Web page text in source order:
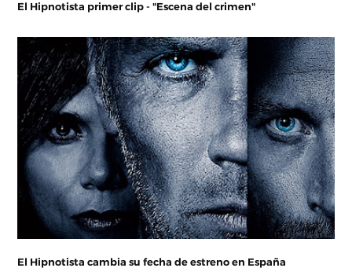
El Hipnotista primer clip - "Escena del crimen"
El Hipnotista cambia su fecha de estreno en España